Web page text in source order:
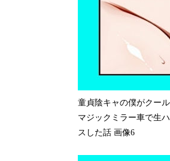
童貞陰キャの僕がクー
マジックミラー車で生
スした話 画像6